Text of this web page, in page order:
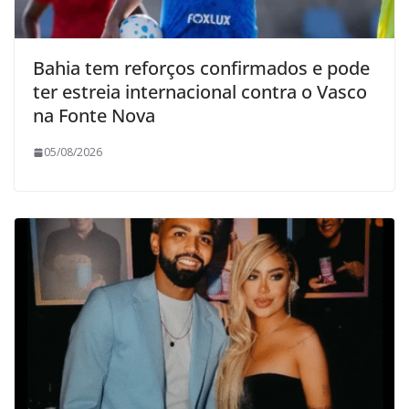
Bahia tem reforços confirmados e pode
ter estreia internacional contra o Vasco
na Fonte Nova
05/08/2026